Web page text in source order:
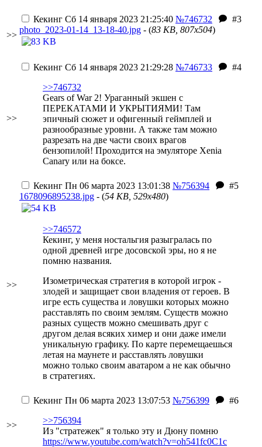
>>
Кекинг Сб 14 января 2023 21:25:40 №746732
#3
photo_2023-01-14_13-18-40.jpg - (83 KB, 807x504)
>>
Кекинг Сб 14 января 2023 21:29:28 №746733
#4
>>746732
Gears of War 2! Ураганный экшен с
ПЕРЕКАТАМИ И УКРЫТИЯМИ! Там
эпичный сюжет и офигенный геймплей и
разнообразные уровни. А также там можно
разрезать на две части своих врагов
бензопилой! Проходится на эмуляторе Xenia
Canary или на боксе.
>>
Кекинг Пн 06 марта 2023 13:01:38 №756394
#5
1678096895238.jpg - (54 KB, 529x480)
>>746572
Кекинг, у меня ностальгия разыгралась по
одной древней игре досовской эры, но я не
помню названия.
Изометрическая стратегия в которой игрок -
злодей и защищает свои владения от героев. В
игре есть существа и ловушки которых можно
расставлять по своим землям. Существ можно
разных существ можно смешивать друг с
другом делая всяких химер и они даже имели
уникальную графику. По карте перемещаешься
летая на маунете и расставлять ловушки
можно только своим аватаром а не как обычно
в стратегиях.
>>
Кекинг Пн 06 марта 2023 13:07:53 №756399
#6
>>756394
Из "стратежек" я только эту и Дюну помню
https://www.youtube.com/watch?v=oh541fc0C1c